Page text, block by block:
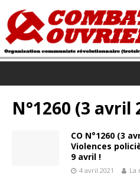
N°1260 (3 avril
CO N°1260 (3
Violences
9 avril !
4 avril 2021 La